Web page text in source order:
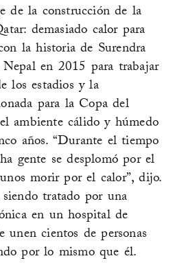
de la construcción de la
demasiado calor para
la historia de Surendra
en 2015 para trabajar
los estadios y la
para la Copa del
ambiente cálido y húmedo
años. “Durante el tiempo
gente se desplomó por el
morir por el calor”, dijo.
tratado por una
en un hospital de
cientos de personas
por lo mismo que él.